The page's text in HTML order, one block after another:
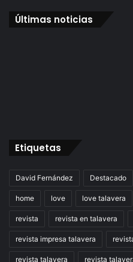
Últimas noticias
Etiquetas
David Fernández Destacado
home love love talavera
revista revista en talavera
revista impresa talavera
revista talavera revista